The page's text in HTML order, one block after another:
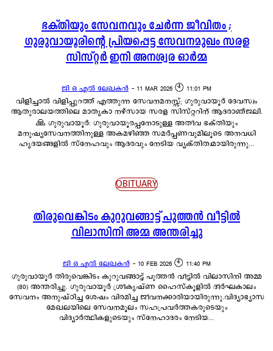
ഭക്തിയും സേവനവും ചേർന്ന ജീവിതം ;
ഗുരുവായൂരിന്റെ പ്രിയപ്പെട്ട സേവനമുഖം സരള
സിസ്റ്റർ ഇനി അനശ്വര ഓർമ്മ
ജി ഒ എൽ ലേഖകൻ - 11 MAR 2026 🕙 11:01 PM
വിളിച്ചാൽ വിളിപ്പുറത്ത് എത്തുന്ന സേവനമനസ്സ്; ഗുരുവായൂർ ദേവസ്വം
ആതുരാലയത്തിലെ മാതൃകാ നഴ്സായ സരള സിസ്റ്ററിന് ആദരാഞ്ജലി.
🙏 ഗുരുവായൂർ: ഗുരുവായൂരപ്പനോടുള്ള അതീവ ഭക്തിയും
മനുഷ്യസേവനത്തിനുള്ള അകമഴിഞ്ഞ സമർപ്പണവുമിലൂടെ അനവധി
ഹൃദയങ്ങളിൽ സ്നേഹവും ആദരവും നേടിയ വ്യക്തിത്വമായിരുന്നു...
OBITUARY
തിരുവെങ്കിടം കുറുവങ്ങാട്ട് പുത്തൻ വീട്ടിൽ
വിലാസിനി അമ്മ അന്തരിച്ചു
ജി ഒ എൽ ലേഖകൻ - 10 FEB 2026 🕙 11:40 PM
ഗുരുവായൂർ തിരുവെങ്കിടം കുറുവങ്ങാട്ട് പുത്തൻ വീട്ടിൽ വിലാസിനി അമ്മ
(80) അന്തരിച്ചു. ഗുരുവായൂർ ശ്രീകൃഷ്ണ ഹൈസ്കൂളിൽ ദീർഘകാലം
സേവനം അനുഷ്ഠിച്ച ശേഷം വിരമിച്ച ജീവനക്കാരിയായിരുന്നു.വിദ്യാഭ്യാസ
മേഖലയിലെ സേവനമൂലം സഹപ്രവർത്തകരുടെയും
വിദ്യാർത്ഥികളുടെയും സ്നേഹാദരം നേടിയ...